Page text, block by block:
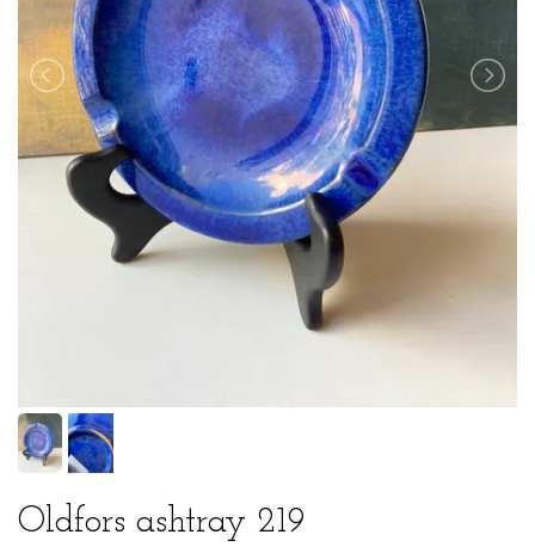
Oldfors ashtray 219